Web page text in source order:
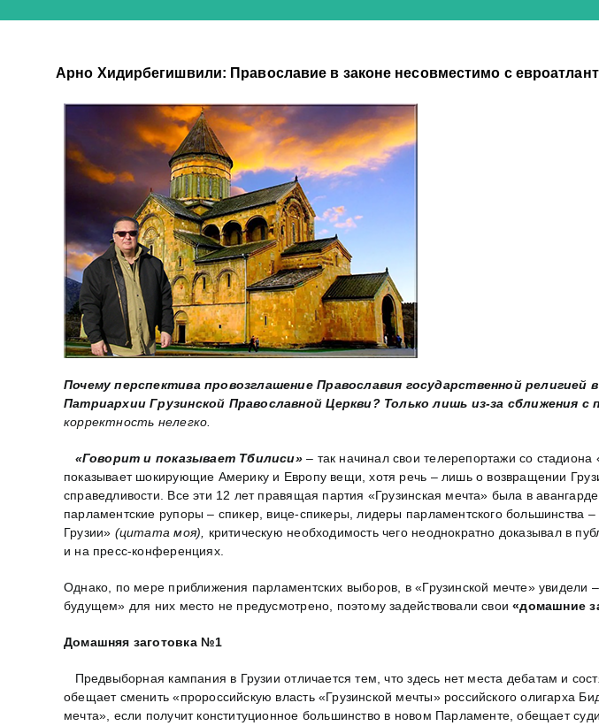
Арно Хидирбегишвили: Православие в законе несовместимо с
Почему перспектива провозглашение Православия государственной
Патриархии Грузинской Православной Церкви? Только лишь из-за сближения с
корректность нелегко.
«Говорит и показывает Тбилиси»– так начинал свои телерепортажи со
показывает шокирующие Америку и Европу вещи, хотя речь – лишь о возвращении
справедливости. Все эти 12 лет правящая партия «Грузинская мечта» была в
парламентские рупоры – спикер, вице-спикеры, лидеры парламентского большинства
Грузии» (цитата моя), критическую необходимость чего неоднократно доказывал в
и на пресс-конференциях.
Однако, по мере приближения парламентских выборов, в «Грузинской мечте»
будущем» для них место не предусмотрено, поэтому задействовали свои«домашние
Домашняя заготовка №1
Предвыборная кампания в Грузии отличается тем, что здесь нет места дебатам и
обещает сменить «пророссийскую власть «Грузинской мечты» российского олигарха
мечта», если получит конституционное большинство в новом Парламенте, обещает